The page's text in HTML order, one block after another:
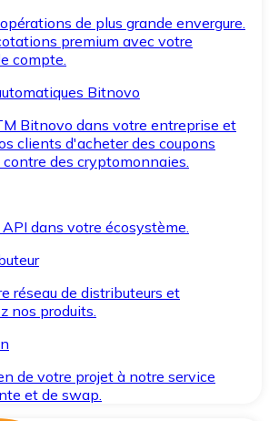
de plus grande envergure.
premium avec votre
compte.
Bitnovo
Bitnovo dans votre entreprise et
clients d'acheter des coupons
des cryptomonnaies.
dans votre écosystème.
réseau de distributeurs et
nos produits.
de votre projet à notre service
et de swap.